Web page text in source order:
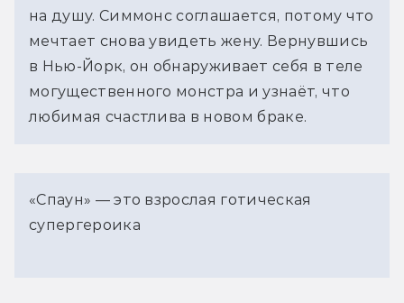
на душу. Симмонс соглашается, потому что
мечтает снова увидеть жену. Вернувшись
в Нью-Йорк, он обнаруживает себя в теле
могущественного монстра и узнаёт, что
любимая счастлива в новом браке.
«Спаун» — это взрослая готическая
супергероика